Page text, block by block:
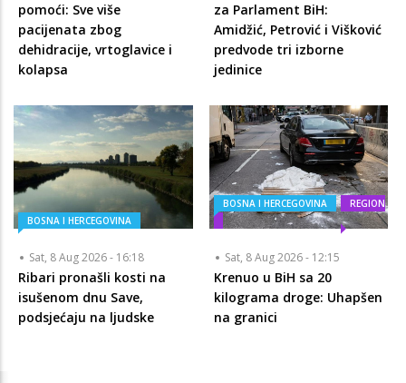
pomoći: Sve više
pacijenata zbog
dehidracije, vrtoglavice i
kolapsa
za Parlament BiH:
Amidžić, Petrović i Višković
predvode tri izborne
jedinice
BOSNA I HERCEGOVINA
Sat, 8 Aug 2026 - 16:18
Ribari pronašli kosti na
isušenom dnu Save,
podsjećaju na ljudske
BOSNA I HERCEGOVINA REGION
Sat, 8 Aug 2026 - 12:15
Krenuo u BiH sa 20
kilograma droge: Uhapšen
na granici